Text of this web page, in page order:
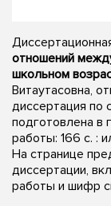
отношений
школьном
Витаутасовна,
диссертация по
подготовлена в
работы: 166 с. :
На странице
диссертации,
работы и шифр